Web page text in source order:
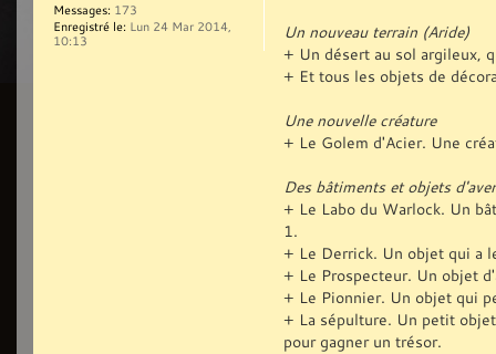
Un nouveau terrain (Aride)
+ Un désert au sol argileux,
+ Et tous les objets de
Une nouvelle créature
+ Le Golem d'Acier. Une
Des bâtiments et objets
+ Le Labo du Warlock. Un
1.
+ Le Derrick. Un objet qui a
+ Le Prospecteur. Un objet
+ Le Pionnier. Un objet qui
+ La sépulture. Un petit
pour gagner un trésor.
Messages: 173
Enregistré le: Lun 24 Mar 2014,
10:13